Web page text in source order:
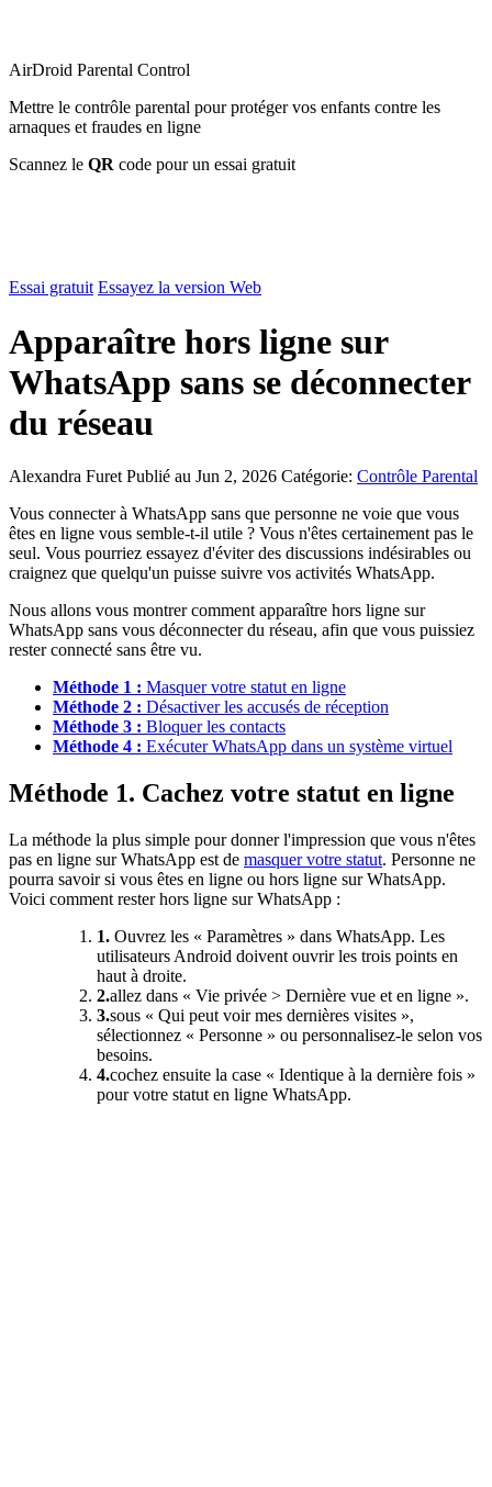
AirDroid Parental Control
Mettre le contrôle parental pour protéger vos enfants contre les
arnaques et fraudes en ligne
Scannez le QR code pour un essai gratuit
Essai gratuit Essayez la version Web
Apparaître hors ligne sur
WhatsApp sans se déconnecter
du réseau
Alexandra Furet Publié au Jun 2, 2026 Catégorie: Contrôle Parental
Vous connecter à WhatsApp sans que personne ne voie que vous
êtes en ligne vous semble-t-il utile ? Vous n'êtes certainement pas le
seul. Vous pourriez essayez d'éviter des discussions indésirables ou
craignez que quelqu'un puisse suivre vos activités WhatsApp.
Nous allons vous montrer comment apparaître hors ligne sur
WhatsApp sans vous déconnecter du réseau, afin que vous puissiez
rester connecté sans être vu.
Méthode 1 : Masquer votre statut en ligne
Méthode 2 : Désactiver les accusés de réception
Méthode 3 : Bloquer les contacts
Méthode 4 : Exécuter WhatsApp dans un système virtuel
Méthode 1. Cachez votre statut en ligne
La méthode la plus simple pour donner l'impression que vous n'êtes
pas en ligne sur WhatsApp est de masquer votre statut. Personne ne
pourra savoir si vous êtes en ligne ou hors ligne sur WhatsApp.
Voici comment rester hors ligne sur WhatsApp :
1. Ouvrez les « Paramètres » dans WhatsApp. Les
utilisateurs Android doivent ouvrir les trois points en
haut à droite.
2.allez dans « Vie privée > Dernière vue et en ligne ».
3.sous « Qui peut voir mes dernières visites »,
sélectionnez « Personne » ou personnalisez-le selon vos
besoins.
4.cochez ensuite la case « Identique à la dernière fois »
pour votre statut en ligne WhatsApp.